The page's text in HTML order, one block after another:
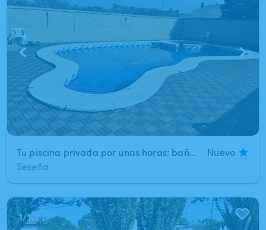
Tu piscina privada por unas horas: baño, barbacoa y celebración en Seseña
Nuevo
Seseña
1/10